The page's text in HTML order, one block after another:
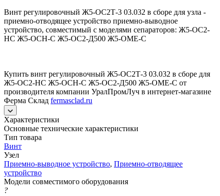
Винт регулировочный Ж5-ОС2Т-3 03.032 в сборе для узла -
приемно-отводящее устройство приемно-выводное
устройство, совместимый с моделями сепараторов: Ж5-ОС2-
НС Ж5-ОСН-С Ж5-ОС2-Д500 Ж5-ОМЕ-С
Купить винт регулировочный Ж5-ОС2Т-3 03.032 в сборе для
Ж5-ОС2-НС Ж5-ОСН-С Ж5-ОС2-Д500 Ж5-ОМЕ-С от
производителя компании УралПромЛуч в интернет-магазине
Ферма Склад fermasclad.ru
Характеристики
Основные технические характеристики
Тип товара
Винт
Узел
Приемно-выводное устройство, Приемно-отводящее
устройство
Модели совместимого оборудования
?